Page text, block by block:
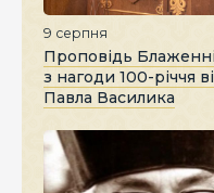
9 серпня
Проповідь
з нагоди 100-річчя
Павла Василика